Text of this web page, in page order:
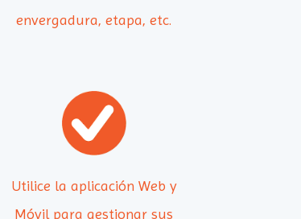
envergadura, etapa, etc.
Utilice la aplicación Web y
Móvil para gestionar sus